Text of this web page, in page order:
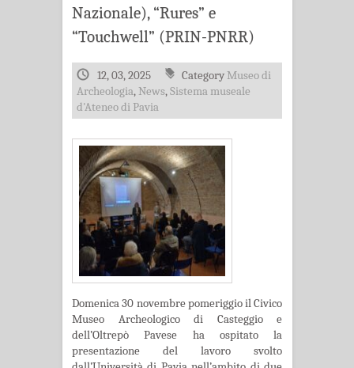
Nazionale), “Rures” e
“Touchwell” (PRIN-PNRR)
12, 03, 2025 Category Museo di
Archeologia, News,Sistema museale
d'Ateneo di Pavia
Domenica 30 novembre pomeriggio il Civico
Museo Archeologico di Casteggio e
dell’Oltrepò Pavese ha ospitato la
presentazione del lavoro svolto